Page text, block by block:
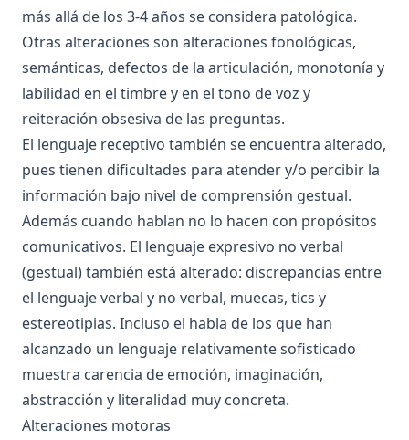
más allá de los 3-4 años se considera patológica.
Otras alteraciones son alteraciones fonológicas,
semánticas, defectos de la articulación, monotonía y
labilidad en el timbre y en el tono de voz y
reiteración obsesiva de las preguntas.
El lenguaje receptivo también se encuentra alterado,
pues tienen dificultades para atender y/o percibir la
información bajo nivel de comprensión gestual.
Además cuando hablan no lo hacen con propósitos
comunicativos. El lenguaje expresivo no verbal
(gestual) también está alterado: discrepancias entre
el lenguaje verbal y no verbal, muecas, tics y
estereotipias. Incluso el habla de los que han
alcanzado un lenguaje relativamente sofisticado
muestra carencia de emoción, imaginación,
abstracción y literalidad muy concreta.
Alteraciones motoras